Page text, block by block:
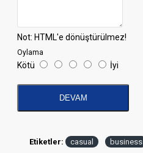
Not: HTML'e dönüştürülmez!
Oylama
Kötü İyi
DEVAM
Etiketler: casual business